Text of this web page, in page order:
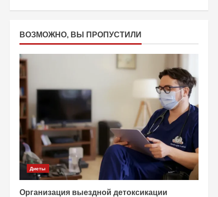
ВОЗМОЖНО, ВЫ ПРОПУСТИЛИ
Диеты
Организация выездной детоксикации